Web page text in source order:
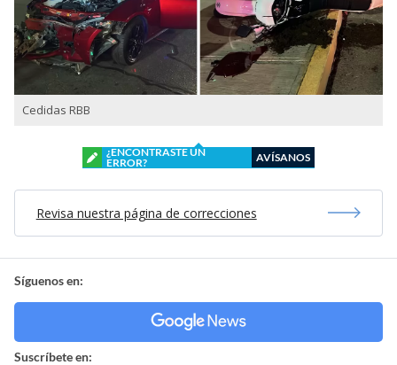
Cedidas RBB
¿ENCONTRASTE UN
ERROR?
AVÍSANOS
Revisa nuestra página de correcciones
Síguenos en:
Suscríbete en: